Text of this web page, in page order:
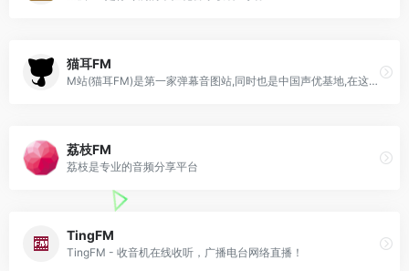
猫耳FM
M站(猫耳FM)是第一家弹幕音图站,同时也是中国声优基地,在这里可以听电台,音乐,翻唱,小说和广播剧,用二次元声音连接三次元.
荔枝FM
荔枝是专业的音频分享平台
TingFM
TingFM - 收音机在线收听，广播电台网络直播！